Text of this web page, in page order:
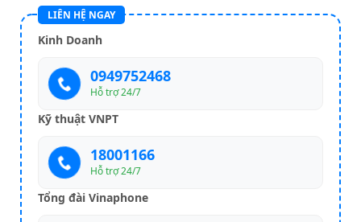
LIÊN HỆ NGAY
Kinh Doanh
0949752468
Hỗ trợ 24/7
Kỹ thuật VNPT
18001166
Hỗ trợ 24/7
Tổng đài Vinaphone